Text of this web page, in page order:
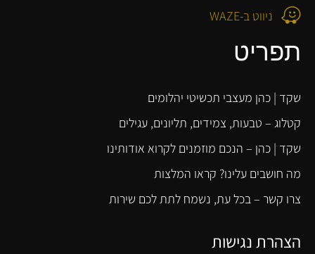
ניווט ב-WAZE
תפריט
שקד | כהן מעצבי תכשיטי יהלומים
קטלוג – טבעות, צמידים, תליונים, עגילים
שקד | כהן – הנכם מוזמנים לקרוא אודותינו
מה חושבים עלינו? קראו המלצות
צרו קשר – בכל עת, נשמח לתת לכם שירות
הצהרת נגישות